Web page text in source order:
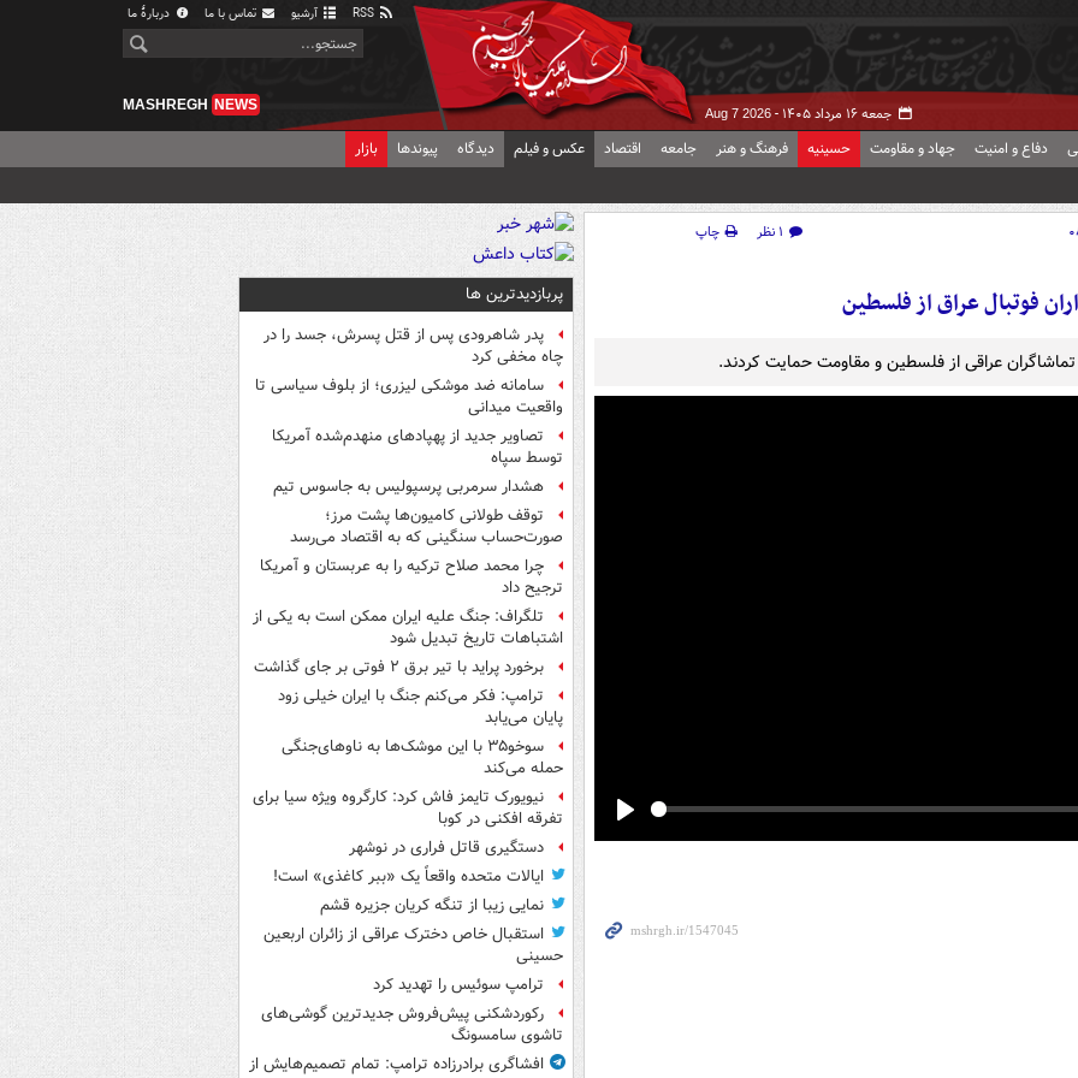
آرشیو تماس با ما دربارهٔ ما
جمعه ۱۶ مرداد ۱۴۰۵ - Aug 7 2026
MASHREGH NEWS
دفاع و امنیت جهاد و مقاومت حسینیه فرهنگ و هنر جامعه اقتصاد عکس و فیلم دیدگاه پیوندها بازار
۱ نظر
چاپ
فوتبال عراق از فلسطین
تماشاگران عراقی از فلسطین و مقاومت حمایت کردند.
پربازدیدترین ها
پدر شاهرودی پس از قتل پسرش، جسد را در
چاه مخفی کرد
سامانه ضد موشکی لیزری؛ از بلوف سیاسی تا
واقعیت میدانی
تصاویر جدید از پهپادهای منهدم‌شده آمریکا
توسط سپاه
هشدار سرمربی پرسپولیس به جاسوس تیم
توقف طولانی کامیون‌ها پشت مرز؛
صورت‌حساب سنگینی که به اقتصاد می‌رسد
چرا محمد صلاح ترکیه را به عربستان و آمریکا
ترجیح داد
تلگراف: جنگ علیه ایران ممکن است به یکی از
اشتباهات تاریخ تبدیل شود
برخورد پراید با تیر برق ۲ فوتی بر جای گذاشت
ترامپ: فکر می‌کنم جنگ با ایران خیلی زود
پایان می‌یابد
سوخو۳۵ با این موشک‌ها به ناوهای‌جنگی
حمله می‌کند
نیویورک تایمز فاش کرد: کارگروه ویژه سیا برای
تفرقه افکنی در کوبا
دستگیری قاتل فراری در نوشهر
ایالات متحده واقعاً یک «ببر کاغذی» است!
نمایی زیبا از تنگه کریان جزیره قشم
استقبال خاص دخترک عراقی از زائران اربعین
حسینی
ترامپ سوئیس را تهدید کرد
رکوردشکنی پیش‌فروش جدیدترین گوشی‌های
تاشوی سامسونگ
افشاگری برادرزاده ترامپ: تمام تصمیم‌هایش از